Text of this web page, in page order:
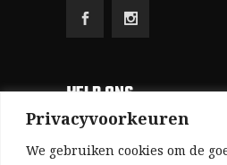
Privacyvoorkeuren
We gebruiken cookies om de
HELP ONS
Aangezien we volledig zelf